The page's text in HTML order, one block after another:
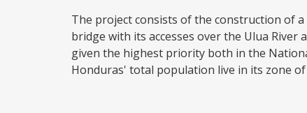
The project consists of the construction of
bridge with its accesses over the Ulua
given the highest priority both in the
Honduras' total population live in its zone